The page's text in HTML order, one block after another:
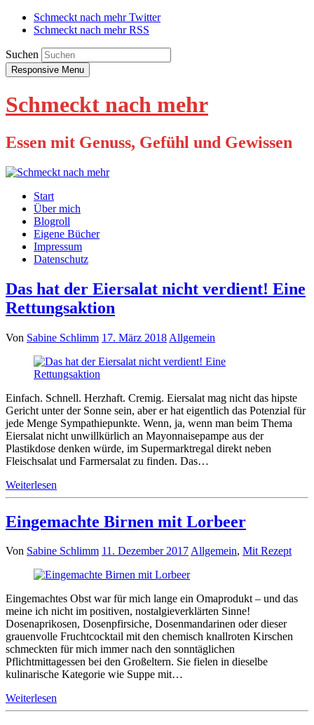
Schmeckt nach mehr Twitter
Schmeckt nach mehr RSS
Suchen
Responsive Menu
Schmeckt nach mehr
Essen mit Genuss, Gefühl und Gewissen
Start
Über mich
Blogroll
Eigene Bücher
Impressum
Datenschutz
Das hat der Eiersalat nicht verdient! Eine
Rettungsaktion
Von Sabine Schlimm 17. März 2018 Allgemein
Einfach. Schnell. Herzhaft. Cremig. Eiersalat mag nicht das hipste
Gericht unter der Sonne sein, aber er hat eigentlich das Potenzial für
jede Menge Sympathiepunkte. Wenn, ja, wenn man beim Thema
Eiersalat nicht unwillkürlich an Mayonnaisepampe aus der
Plastikdose denken würde, im Supermarktregal direkt neben
Fleischsalat und Farmersalat zu finden. Das…
Weiterlesen
Eingemachte Birnen mit Lorbeer
Von Sabine Schlimm 11. Dezember 2017Allgemein, Mit Rezept
Eingemachtes Obst war für mich lange ein Omaprodukt – und das
meine ich nicht im positiven, nostalgieverklärten Sinne!
Dosenaprikosen, Dosenpfirsiche, Dosenmandarinen oder dieser
grauenvolle Fruchtcocktail mit den chemisch knallroten Kirschen
schmeckten für mich immer nach den sonntäglichen
Pflichtmittagessen bei den Großeltern. Sie fielen in dieselbe
kulinarische Kategorie wie Suppe mit…
Weiterlesen